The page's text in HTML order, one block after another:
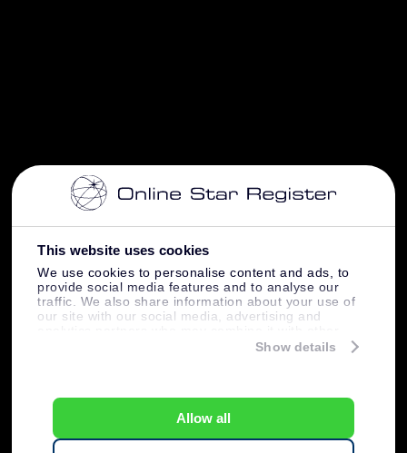
This website uses cookies
We use cookies to personalise content and ads, to
provide social media features and to analyse our
traffic. We also share information about your use of
our site with our social media, advertising and
information that you’ve provided to them or that
Show details
Allow all